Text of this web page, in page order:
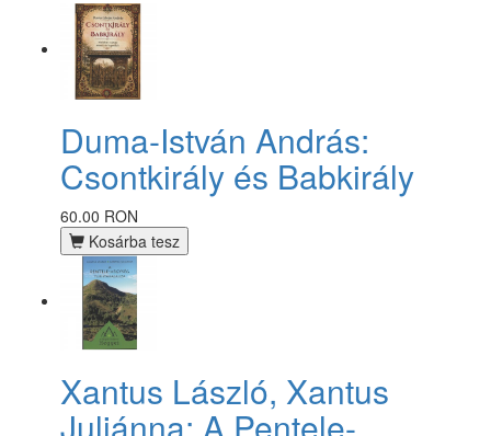
Duma-István András:
Csontkirály és Babkirály
60.00 RON
Kosárba tesz
Xantus László, Xantus